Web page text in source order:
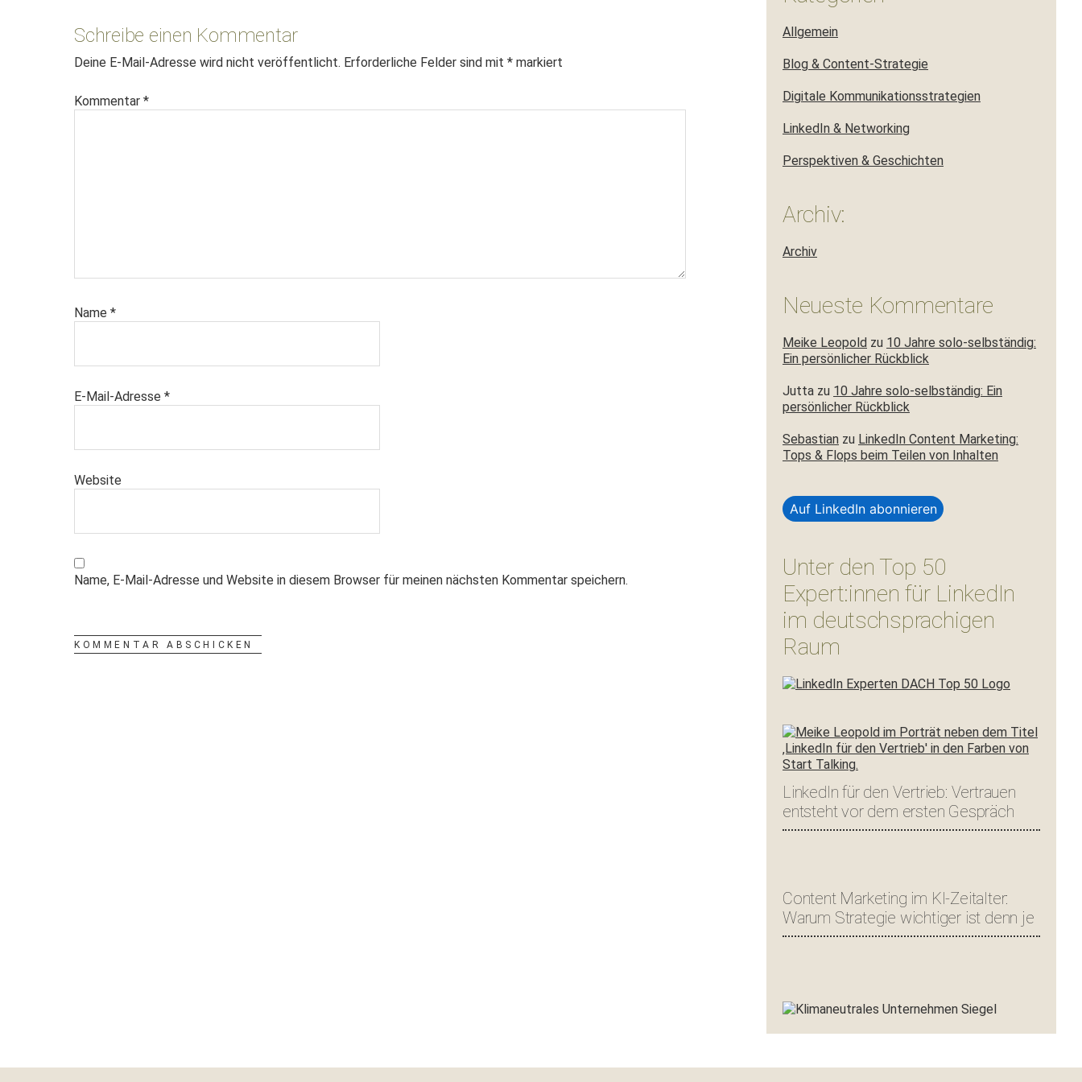
Schreibe einen Kommentar
Deine E-Mail-Adresse wird nicht veröffentlicht. Erforderliche Felder sind mit * markiert
Kommentar *
Name *
E-Mail-Adresse *
Website
Name, E-Mail-Adresse und Website in diesem Browser für meinen nächsten Kommentar speichern.
Allgemein
Blog & Content-Strategie
Digitale Kommunikationsstrategien
LinkedIn & Networking
Perspektiven & Geschichten
Archiv:
Archiv
Neueste Kommentare
Meike Leopold zu 10 Jahre solo-selbständig:
Ein persönlicher Rückblick
Jutta zu 10 Jahre solo-selbständig: Ein
persönlicher Rückblick
Sebastian zu LinkedIn Content Marketing:
Tops & Flops beim Teilen von Inhalten
Auf LinkedIn abonnieren
Unter den Top 50
Expert:innen für LinkedIn
im deutschsprachigen
Raum
LinkedIn für den Vertrieb: Vertrauen
entsteht vor dem ersten Gespräch
Content Marketing im KI-Zeitalter:
Warum Strategie wichtiger ist denn je